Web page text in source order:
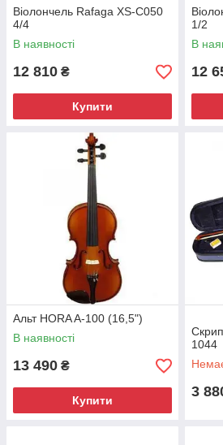
Віолончель Rafaga XS-C050
4/4
В наявності
12 810 ₴
Купити
1/2
В
12
Альт HORA A-100 (16,5")
В наявності
13 490 ₴
Купити
1044
3